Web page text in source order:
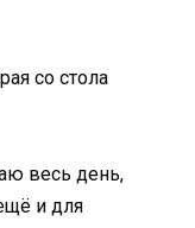
со стола
весь день,
и для